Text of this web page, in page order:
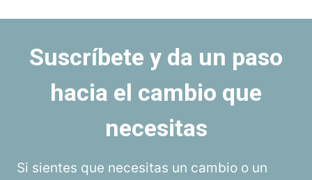
Suscríbete y da un paso
hacia el cambio que
necesitas
Si sientes que necesitas un cambio o un